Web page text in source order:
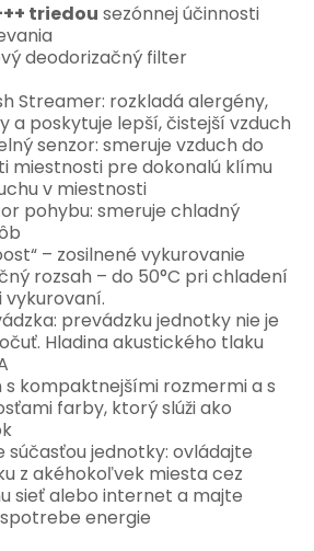
triedou sezónnej účinnosti
deodorizačný filter
Streamer: rozkladá alergény,
a poskytuje lepší, čistejší vzduch
senzor: smeruje vzduch do
miestnosti pre dokonalú klímu
v miestnosti
pohybu: smeruje chladný
– zosilnené vykurovanie
rozsah – do 50°C pri chladení
vykurovaní.
prevádzku jednotky nie je
Hladina akustického tlaku
s kompaktnejšími rozmermi a s
farby, ktorý slúži ako
súčasťou jednotky: ovládajte
z akéhokoľvek miesta cez
sieť alebo internet a majte
energie